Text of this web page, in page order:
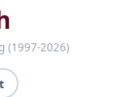
(1997-2026)